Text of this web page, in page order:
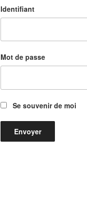
Identifiant
Mot de passe
Se souvenir de moi